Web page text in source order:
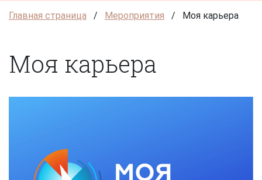
Главная страница / Мероприятия / Моя карьера
Моя карьера